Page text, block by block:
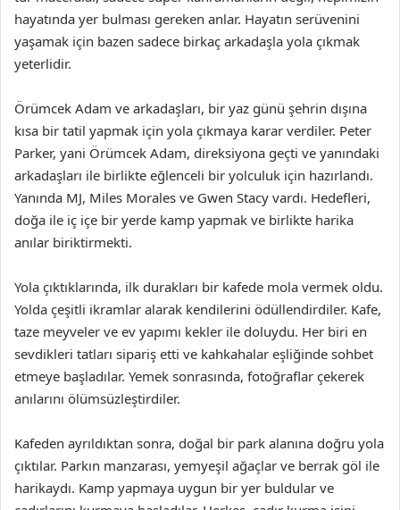
hayatında yer bulması gereken anlar. Hayatın serüvenini
yaşamak için bazen sadece birkaç arkadaşla yola çıkmak
yeterlidir.
Örümcek Adam ve arkadaşları, bir yaz günü şehrin dışına
kısa bir tatil yapmak için yola çıkmaya karar verdiler. Peter
Parker, yani Örümcek Adam, direksiyona geçti ve yanındaki
arkadaşları ile birlikte eğlenceli bir yolculuk için hazırlandı.
Yanında MJ, Miles Morales ve Gwen Stacy vardı. Hedefleri,
doğa ile iç içe bir yerde kamp yapmak ve birlikte harika
anılar biriktirmekti.
Yola çıktıklarında, ilk durakları bir kafede mola vermek oldu.
Yolda çeşitli ikramlar alarak kendilerini ödüllendirdiler. Kafe,
taze meyveler ve ev yapımı kekler ile doluydu. Her biri en
sevdikleri tatları sipariş etti ve kahkahalar eşliğinde sohbet
etmeye başladılar. Yemek sonrasında, fotoğraflar çekerek
anılarını ölümsüzleştirdiler.
Kafeden ayrıldıktan sonra, doğal bir park alanına doğru yola
çıktılar. Parkın manzarası, yemyeşil ağaçlar ve berrak göl ile
harikaydı. Kamp yapmaya uygun bir yer buldular ve